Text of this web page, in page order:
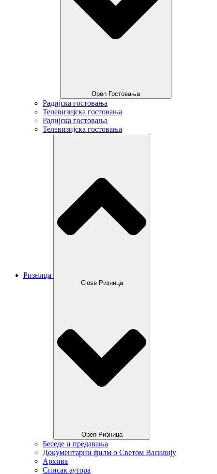
Open Гостовања
Радијска гостовања
Телевизијска гостовања
Радијска гостовања
Телевизијска гостовања
Ризница
Close Ризница
Open Ризница
Беседе и предавања
Документарни филм о Светом Василију
Архива
Списак аутора